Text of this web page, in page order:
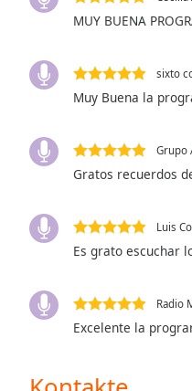
settings,
subtitles
settings
dialog
off
selected
Picture-
Fullscreen
MUY BUENA
sixto
Muy Buena la
Grupo
Gratos recuerdos
Luis
Es grato escuchar
Radio
Excelente la